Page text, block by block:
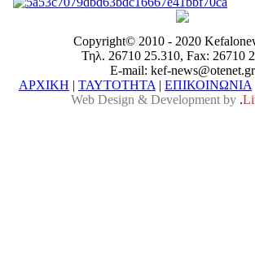
Copyright© 2010 - 2020
Τηλ. 26710 25.310, Fax: 26710
E-mail: kef-news@otenet.gr
ΑΡΧΙΚΗ | ΤΑΥΤΟΤΗΤΑ | ΕΠΙΚΟΙΝΩΝΙΑ
Web Design & Development by .